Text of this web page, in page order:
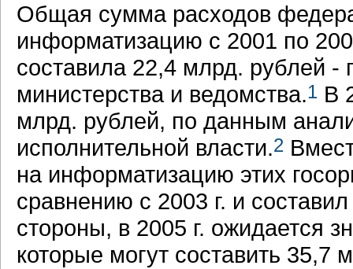
Общая сумма расходов
информатизацию с 2001 по
составила 22,4 млрд. рублей -
министерства и ведомства.1 В
млрд. рублей, по данным
исполнительной власти.2
на информатизацию этих
сравнению с 2003 г. и
стороны, в 2005 г. ожидается
которые могут составить 35,7